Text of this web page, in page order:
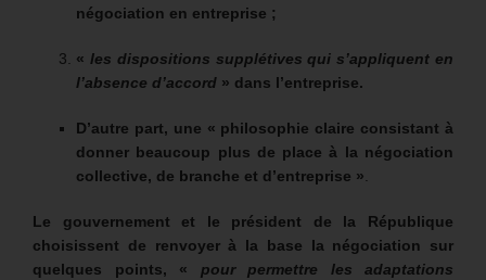
négociation en entreprise ;
« les dispositions supplétives qui s’appliquent en
l’absence d’accord » dans l’entreprise.
D’autre part, une « philosophie claire consistant à
donner beaucoup plus de place à la négociation
collective, de branche et d’entreprise »
Le gouvernement et le président de la République
choisissent de renvoyer à la base la négociation sur
quelques points, « pour permettre les adaptations